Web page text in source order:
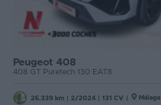
Peugeot 408
408 GT Puretech 130 EAT8
26.339 km 2/2024 131 CV Málaga